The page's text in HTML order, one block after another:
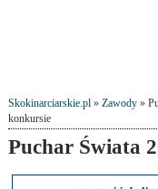
Skokinarciarskie.pl» Zawody»
konkursie
Puchar Świata